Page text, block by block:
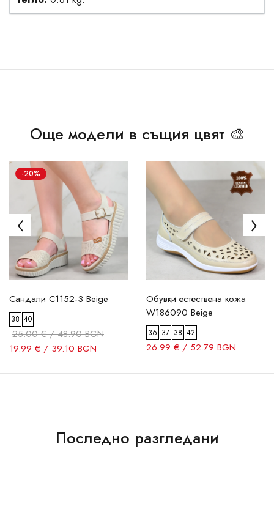
Още модели в същия цвят 🎨
-20%
Сандали C1152-3 Beige
38 40
25.00 € / 48.90 BGN
19.99 € / 39.10 BGN
Обувки естествена кожа
W186090 Beige
36 37 38 42
26.99 € / 52.79 BGN
Последно разгледани